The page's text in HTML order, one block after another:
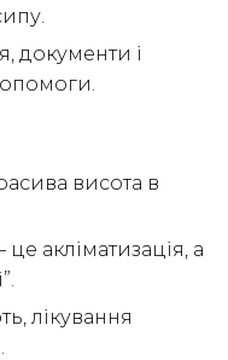
документи і
висота в
акліматизація, а
лікування